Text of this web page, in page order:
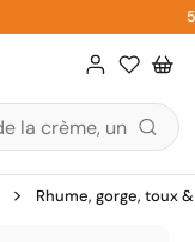
Rhume, gorge, toux